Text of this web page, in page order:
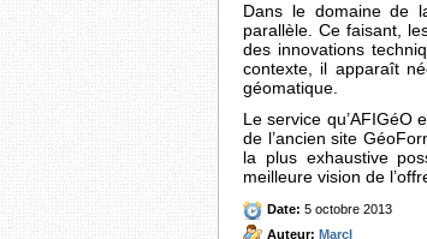
Dans le domaine de
parallèle. Ce faisant,
des innovations
contexte, il apparaît
géomatique.
Le service qu’AFIGéO
de l’ancien site
la plus exhaustive
meilleure vision de
Date: 5 octobre 2013
Auteur: MarcI